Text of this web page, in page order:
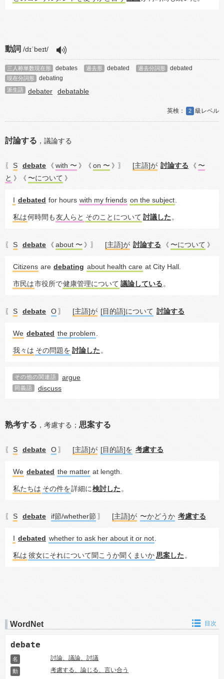
動詞 /dɪˈbeɪt/
三人称単数現在形 debates 過去形 debated 過去分詞形 debated
現在分詞形 debating
派生語 debater debatable
2
討論する ， 議論する
〖 S debate 《 with 〜 》《 on 〜 》〗 [主語]が 討論する 《 〜
と 》《 〜について 》
I debated for hours with my friends on the subject
私は何時間も友人らと そのことについて 討議した 。
〖 S debate 《 about 〜 》〗 [主語]が 討論する 《 〜について 》
Citizens are debating about health care at City Hall.
市民は市役所で健康管理について 議論している 。
〖 S debate O 〗 [主語]が [目的語]について 討論する
We debated the problem
我々は その問題を 討論した 。
その他の関連語 argue
同義語 discuss
熟考する ， 考慮する； 思案する
〖 S debate O 〗 [主語]が [目的語]を 考慮する
We debated the matter at length.
私たちは その件を詳細に検討した 。
〖 S debate if節/whether節 〗 [主語]が 〜かどうか 考慮する
I debated whether to ask her about it or not
私は 彼女にそれについて聞こうか聞くまいか思案した 。
WordNet 目次
debate
名 討論、議論、討議
動 考慮する、論じる、言い合う